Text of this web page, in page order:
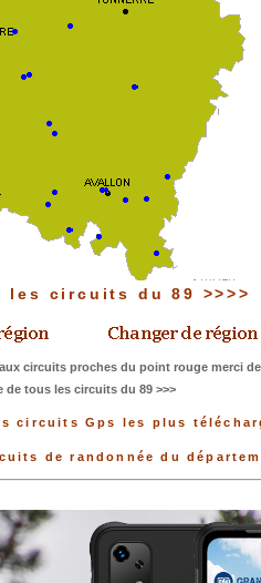
les circuits du 89 >>>>
circuits proches du point rouge merci
de tous les circuits du 89 >>>
circuits Gps les plus
de randonnée du